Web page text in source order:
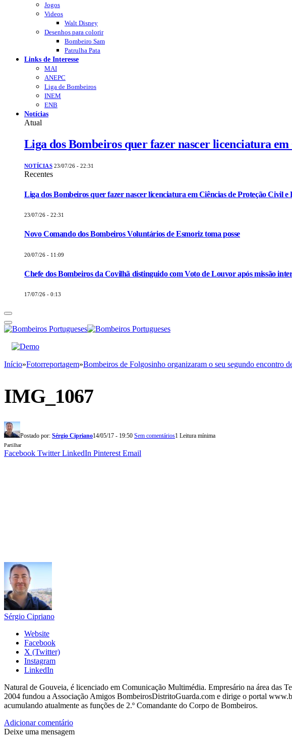
Jogos
Videos
Walt Disney
Desenhos para colorir
Bombeiro Sam
Patrulha Pata
Links de Interesse
MAI
ANEPC
Liga de Bombeiros
INEM
ENB
Notícias
Atual
Liga dos Bombeiros quer fazer nascer licenciatura
NOTÍCIAS 23/07/26 - 22:31
Recentes
Liga dos Bombeiros quer fazer nascer licenciatura em Ciências de Proteção Civil e
23/07/26 - 22:31
Novo Comando dos Bombeiros Voluntários de Esmoriz toma posse
20/07/26 - 11:09
Chefe dos Bombeiros da Covilhã distinguido com Voto de Louvor após missão
17/07/26 - 0:13
Início»Fotorreportagem»Bombeiros de Folgosinho organizaram o seu segundo encontro
IMG_1067
Postado por: Sérgio Cipriano14/05/17 - 19:50 Sem comentários1 Leitura mínima
Partilhar
Facebook Twitter LinkedIn Pinterest Email
Sérgio Cipriano
Website
Facebook
X (Twitter)
Instagram
LinkedIn
Natural de Gouveia, é licenciado em Comunicação Multimédia. Empresário na área das
2004 fundou a Associação Amigos BombeirosDistritoGuarda.com e dirige o portal
acumulando atualmente as funções de 2.º Comandante do Corpo de Bombeiros.
Adicionar comentário
Deixe uma mensagem